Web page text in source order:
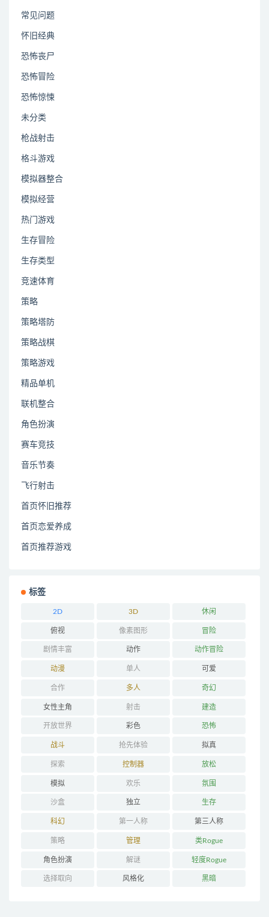
常见问题
怀旧经典
恐怖丧尸
恐怖冒险
恐怖惊悚
未分类
枪战射击
格斗游戏
模拟器整合
模拟经营
热门游戏
生存冒险
生存类型
竞速体育
策略
策略塔防
策略战棋
策略游戏
精品单机
联机整合
角色扮演
赛车竞技
音乐节奏
飞行射击
首页怀旧推荐
首页恋爱养成
首页推荐游戏
标签
2D 3D 休闲
俯视 像素图形 冒险
剧情丰富 动作 动作冒险
动漫 单人 可爱
合作 多人 奇幻
女性主角 射击 建造
开放世界 彩色 恐怖
战斗 抢先体验 拟真
探索 控制器 放松
模拟 欢乐 氛围
沙盒 独立 生存
科幻 第一人称 第三人称
策略 管理 类Rogue
角色扮演 解谜 轻度Rogue
选择取向 风格化 黑暗